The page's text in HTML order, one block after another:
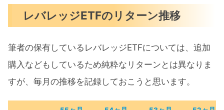
レバレッジETFのリターン推移
筆者の保有しているレバレッジETFについては、追加
購入などもしているため純粋なリターンとは異なりま
すが、毎月の推移を記録しておこうと思います。